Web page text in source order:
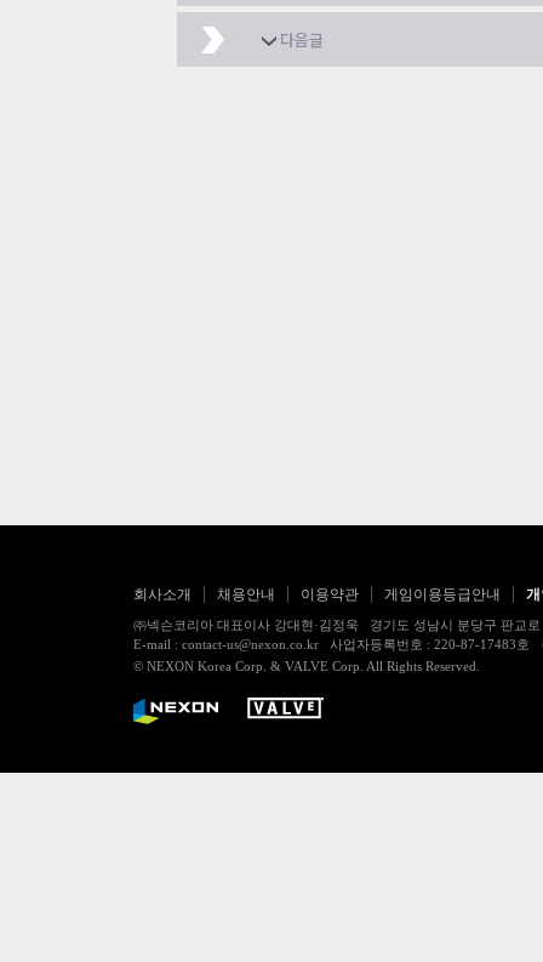
아까는 재접하면 보이
다음글
회사소개 채용안내 이용약관 게임이용등급안내
㈜넥슨코리아 대표이사 강대현·김정욱 경기도 성남시 분당구 판교
E-mail : contact-us@nexon.co.kr 사업자등록번호 : 220-87-17483
© NEXON Korea Corp. & VALVE Corp. All Rights Reserved.